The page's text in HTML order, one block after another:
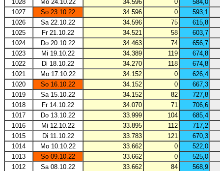
1028
Mo 24.10.22 34.596 0
584,0
1027
So 23.10.22 34.596 0
593,1
1026
Sa 22.10.22 34.596 75
615,8
1025
Fr 21.10.22 34.521 58
603,7
1024
Do 20.10.22 34.463 74
656,7
1023
Mi 19.10.22 34.389 119
674,8
1022
Di 18.10.22 34.270 118
674,8
1021
Mo 17.10.22 34.152 0
626,4
1020
So 16.10.22 34.152 0
667,3
1019
Sa 15.10.22 34.152 82
727,8
1018
Fr 14.10.22 34.070 71
706,6
1017
Do 13.10.22 33.999 104
685,4
1016
Mi 12.10.22 33.895 112
717,2
1015
Di 11.10.22 33.783 121
670,3
1014
Mo 10.10.22 33.662 0
522,0
1013
So 09.10.22 33.662 0
525,0
1012
Sa 08.10.22 33.662 84
568,9